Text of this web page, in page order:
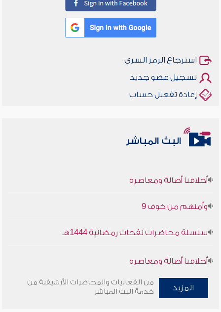
استرجاع الرمز السري
تسجيل عضو جديد
إعادة تفعيل حساب
البث المباشر
أخلاقنا أصالة ومعاصرة
وأمنهم من خوف 9
سلسلة محاضرات نفحات رمضانية 1444هـ
أخلاقنا أصالة ومعاصرة
وأمنهم من خوف 9
المزيد
من الفعاليات والمحاضرات الأرشيفية من
خدمة البث المباشر